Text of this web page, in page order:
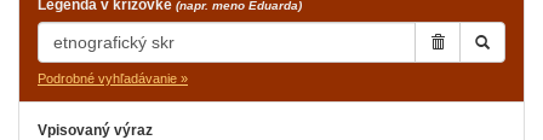
Legenda v krížovke (napr. meno Eduarda)
Podrobné vyhľadávanie »
Vpisovaný výraz